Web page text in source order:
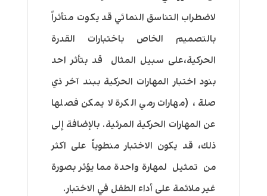
لاضطراب التناسق النمائي قد يكوت متأثراً
بالتصميم الخاص باختبارات القدرة
الحركية،على سبيل المثال قد بتأثر احد
بنود اختبار المهارات الحركية ببند آخر ذي
صلة ، (مهارات رمي الكرة لا يمكن فصلها
عن المهارات الحركية المرئية. بالإضافة إلى
ذلك، قد يكون الاختبار منطوياً على اكثر
من تمثيل لمهارة واحدة مما يؤثر بصورة
غير ملائمة على أداء الطفل في الاختبار.